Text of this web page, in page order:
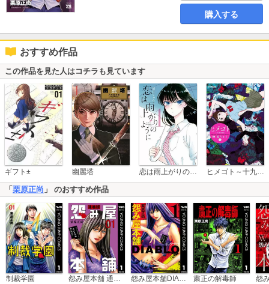
購入する
おすすめ作品
この作品を見た人はコチラも見ています
ギフト± 幽麗塔 恋は雨上がりのように ヒメゴト～十九歳の制服～
「 栗原正尚 」 のおすすめ作品
制裁学園 怨み屋本舗 通巻版 怨み屋本舗DIABLO 粛正の解毒師